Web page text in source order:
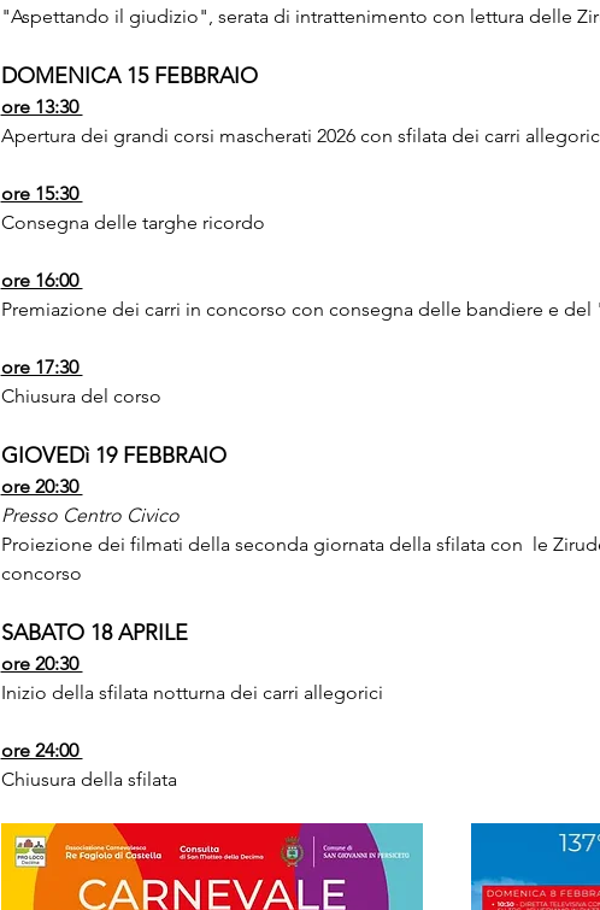
"Aspettando il giudizio", serata di intrattenimento con lettura delle
DOMENICA 15 FEBBRAIO
ore 13:30
Apertura dei grandi corsi mascherati 2026 con sfilata dei carri
ore 15:30
Consegna delle targhe ricordo
ore 16:00
Premiazione dei carri in concorso con consegna delle bandiere e
ore 17:30
Chiusura del corso
GIOVEDì 19 FEBBRAIO
ore 20:30
Presso Centro Civico
Proiezione dei filmati della seconda giornata della sfilata con  le
concorso
SABATO 18 APRILE
ore 20:30
Inizio della sfilata notturna dei carri allegorici
ore 24:00
Chiusura della sfilata